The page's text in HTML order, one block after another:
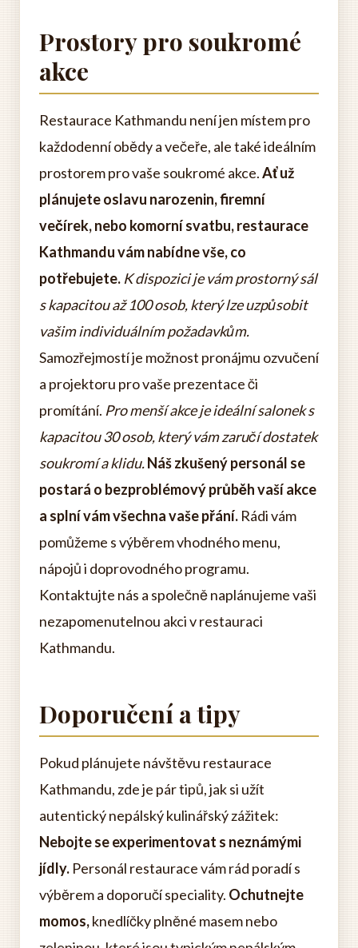
Prostory pro soukromé
akce
Restaurace Kathmandu není jen místem pro
každodenní obědy a večeře, ale také ideálním
prostorem pro vaše soukromé akce.Ať už
plánujete oslavu narozenin, firemní
večírek, nebo komorní svatbu, restaurace
Kathmandu vám nabídne vše, co
potřebujete. K dispozici je vám prostorný sál
s kapacitou až 100 osob, který lze uzpůsobit
vašim individuálním požadavkům.
Samozřejmostí je možnost pronájmu ozvučení
a projektoru pro vaše prezentace či
promítání. Pro menší akce je ideální salonek s
kapacitou 30 osob, který vám zaručí dostatek
soukromí a klidu.Náš zkušený personál se
postará o bezproblémový průběh vaší akce
a splní vám všechna vaše přání. Rádi vám
pomůžeme s výběrem vhodného menu,
nápojů i doprovodného programu.
Kontaktujte nás a společně naplánujeme vaši
nezapomenutelnou akci v restauraci
Kathmandu.
Doporučení a tipy
Pokud plánujete návštěvu restaurace
Kathmandu, zde je pár tipů, jak si užít
autentický nepálský kulinářský zážitek:
Nebojte se experimentovat s neznámými
jídly. Personál restaurace vám rád poradí s
výběrem a doporučí speciality. Ochutnejte
momos,knedlíčky plněné masem nebo